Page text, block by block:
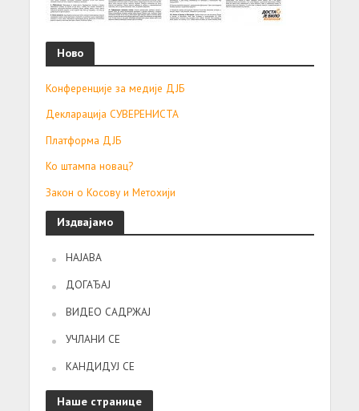
Ново
Конференције за медије ДЈБ
Декларација СУВЕРЕНИСТА
Платформа ДЈБ
Ко штампа новац?
Закон о Косову и Метохији
Издвајамо
НАЈАВА
ДОГАЂАЈ
ВИДЕО САДРЖАЈ
УЧЛАНИ СЕ
КАНДИДУЈ СЕ
Наше странице